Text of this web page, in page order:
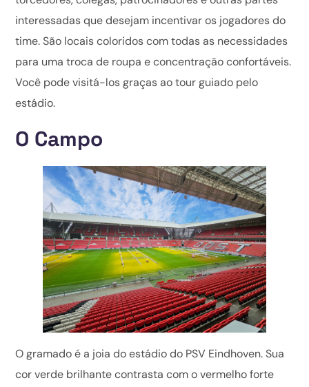
interessadas que desejam incentivar os jogadores do
time. São locais coloridos com todas as necessidades
para uma troca de roupa e concentração confortáveis.
Você pode visitá-los graças ao tour guiado pelo
estádio.
O Campo
O gramado é a joia do estádio do PSV Eindhoven. Sua
cor verde brilhante contrasta com o vermelho forte